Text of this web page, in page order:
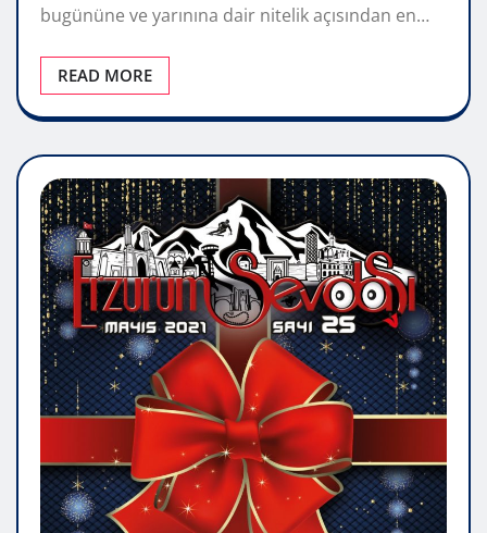
bugününe ve yarınına dair nitelik açısından en…
READ MORE